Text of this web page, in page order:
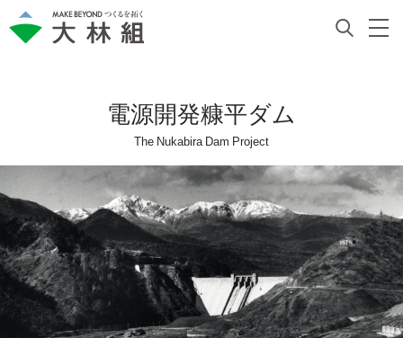
電源開発糠平ダム
The Nukabira Dam Project